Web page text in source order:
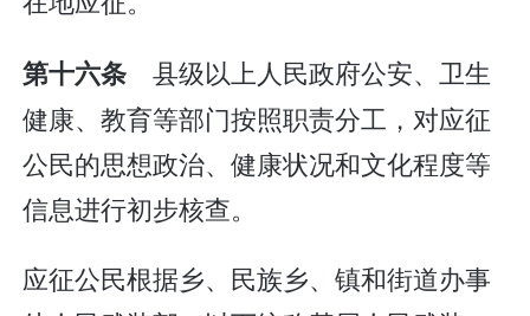
第十六条 县级以上人民政府公安、卫生
健康、教育等部门按照职责分工，对应征
公民的思想政治、健康状况和文化程度等
信息进行初步核查。
应征公民根据乡、民族乡、镇和街道办事